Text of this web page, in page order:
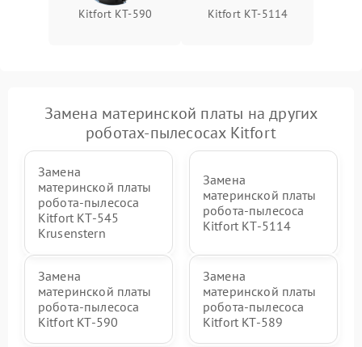
Kitfort KT-590 Kitfort КТ-5114
Замена материнской платы на других
роботах-пылесосах Kitfort
Замена
материнской платы
робота-пылесоса
Kitfort КТ-545
Krusenstern
Замена
материнской платы
робота-пылесоса
Kitfort КТ-5114
Замена
материнской платы
робота-пылесоса
Kitfort KT-590
Замена
материнской платы
робота-пылесоса
Kitfort KT-589